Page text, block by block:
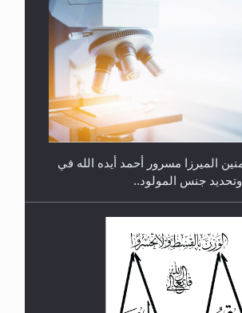
الموعود عليه السلام.. 4...
الميرزا مسرور أحمد أيده الله في
وتحديد جنس المولود..